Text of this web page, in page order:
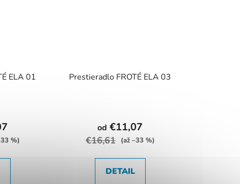
ELA 01
%)
Prestieradlo FROTÉ ELA 03
od €11,07
€16,61 (až –33 %)
DETAIL